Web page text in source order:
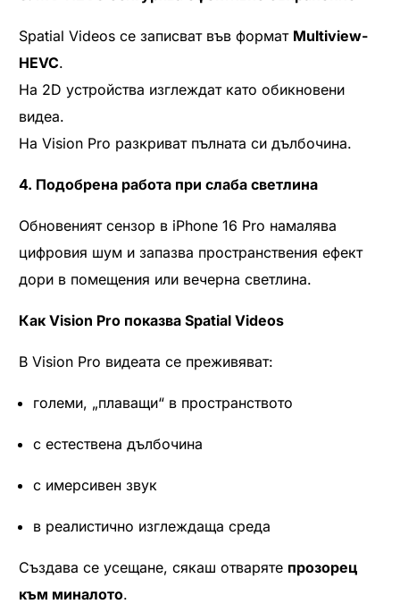
Spatial Videos се записват във формат Multiview-
HEVC.
На 2D устройства изглеждат като обикновени
видеа.
На Vision Pro разкриват пълната си дълбочина.
4. Подобрена работа при слаба светлина
Обновеният сензор в iPhone 16 Pro намалява
цифровия шум и запазва пространствения ефект
дори в помещения или вечерна светлина.
Как Vision Pro показва Spatial Videos
В Vision Pro видеата се преживяват:
големи, „плаващи“ в пространството
с естествена дълбочина
с имерсивен звук
в реалистично изглеждаща среда
Създава се усещане, сякаш отваряте прозорец
към миналото.